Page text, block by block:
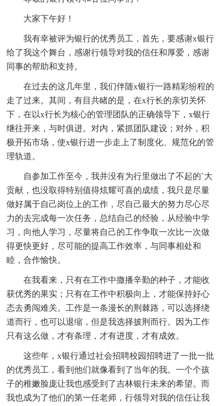
大家下午好！
我有幸被评为银行的优秀员工，首先，要感谢x银行
给了我这个舞台，感谢行领导对我的信任和厚爱，感谢
同事的帮助和支持。
在过去的这几年里，我们伴随x银行一路精彩纷程的
走了过来。其间，有目共睹的是，在x行长的亲切关怀
下，在以x行长为核心的管理团队的正确领导下，x银行
继往开来，与时俱进。对内，紧抓团队建设；对外，积
极开拓市场，使x银行进一步走上了制度化、规范化的管
理轨道。
自参加工作至今，我并没有为行里做出了不起的`大
贡献，也没取得特别值得炫耀可喜的成绩，我只是尽量
做好属于自己岗位上的工作，尽自己最大的努力尽心尽
力的去完成每一次任务，总结自己的经验，从经验中学
习，向他人学习，尽量将自己的工作争取一次比一次做
得更快更好，尽可能的提高工作效率，与同事相处和
睦，合作愉快。
在我看来，只有在工作中撒播辛勤的种子，才能收
获优秀的果实；只有在工作中积极向上，才能保持好心
态去勇闯难关。工作是一条漫长的荆棘路，可以选择绕
道而行，也可以退缩，但是我选择披荆而行。因为工作
只有这么做，才有条理，才有进度，才有成效。
这些年，x银行通过社会招聘校园招聘进了一批一批
的优秀员工，看到他们就像看到了当年的我。一个个孩
子的稚嫩脸庞让我也感受到了吉林银行未来的希望。而
我也成为了他们的第一任老师，行领导对我的信任让我